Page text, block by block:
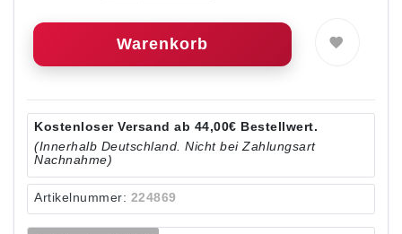
Warenkorb
Kostenloser Versand ab 44,00€ Bestellwert.
(Innerhalb Deutschland. Nicht bei Zahlungsart
Nachnahme)
Artikelnummer: 224869